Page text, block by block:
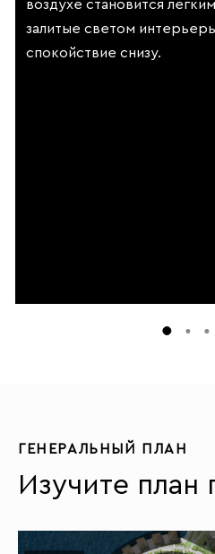
воздухе становится
залитые светом
спокойствие снизу.
ГЕНЕРАЛЬНЫЙ ПЛАН
Изучите план